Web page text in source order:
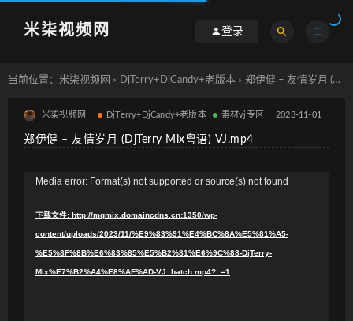
米柒视频网 登录
当前位置： 米柒视频网 > DjTerry+DjCandy+老版本 > 郑伊健 – 友情岁月 (DjTerry Mix粤语) VJ.mp4
米柒视频网 DjTerry+DjCandy+老版本 素材vj专区 2023-11-01
郑伊健 – 友情岁月 (DjTerry Mix粤语) VJ.mp4
Media error: Format(s) not supported or source(s) not found
下载文件: http://mqmix.domaincdns.cn:1350/wp-
content/uploads/2023/11/%E9%83%91%E4%BC%8A%E5%81%A5-
%E5%8F%8B%E6%83%85%E5%B2%81%E6%9C%88-DjTerry-
Mix%E7%B2%A4%E8%AF%AD-VJ_batch.mp4?_=1